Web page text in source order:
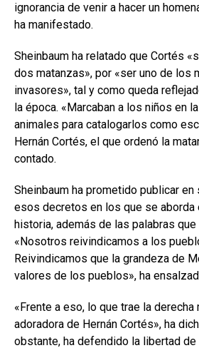
ignorancia de venir a hacer un
ha manifestado.
Sheinbaum ha relatado que Cortés
dos matanzas», por «ser uno de los
invasores», tal y como queda
la época. «Marcaban a los niños en
animales para catalogarlos como
Hernán Cortés, el que ordenó la
contado.
Sheinbaum ha prometido publicar
esos decretos en los que se aborda
historia, además de las palabras
«Nosotros reivindicamos a los
Reivindicamos que la grandeza de
valores de los pueblos», ha
«Frente a eso, lo que trae la derecha
adoradora de Hernán Cortés», ha
obstante, ha defendido la libertad